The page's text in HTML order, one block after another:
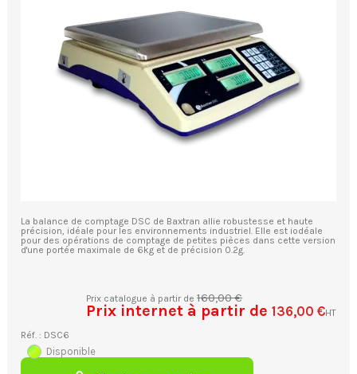
La balance de comptage DSC de Baxtran allie robustesse et haute
précision, idéale pour les environnements industriel. Elle est iodéale
pour des opérations de comptage de petites pièces dans cette version
d'une portée maximale de 6kg et de précision 0.2g.
Prix catalogue à partir de160,00 €
Prix internet à partir de136,00 €HT
Réf. : DSC6
Disponible